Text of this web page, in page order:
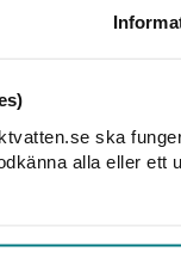
ska
alla eller
av
hålls
HD har